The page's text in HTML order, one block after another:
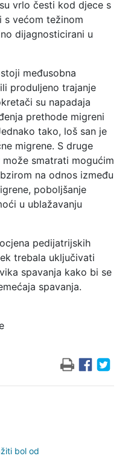
vrlo česti kod djece s
s većom težinom
dijagnosticirani u
međusobna
produljeno trajanje
su napadaja
prethode migreni
tako, loš san je
migrene. S druge
smatrati mogućim
na odnos između
poboljšanje
u ublažavanju
pedijatrijskih
trebala uključivati
spavanja kako bi se
spavanja.
bol od